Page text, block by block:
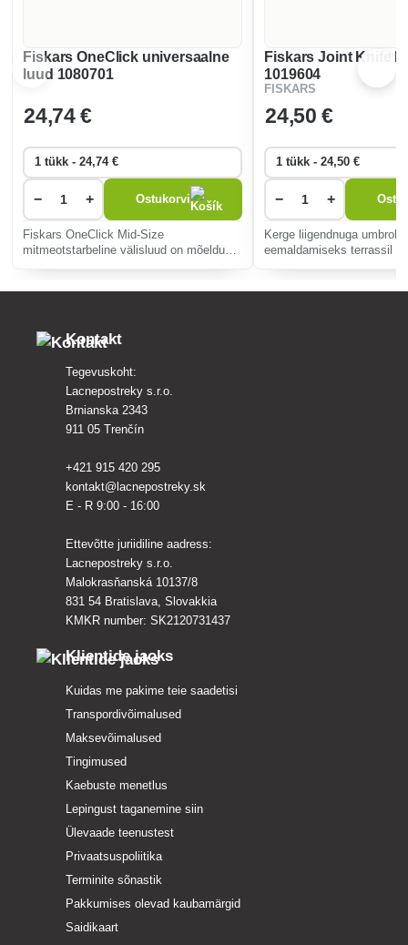
Fiskars OneClick universaalne
luud 1080701
24,74 €
− + Ostukorvi
Fiskars OneClick Mid-Size
mitmeotstarbeline välisluud on mõeldud
Fiskars Joint Knife
1019604
FISKARS
24,50 €
− +
Kerge liigendnuga umbrohu
eemaldamiseks terrassil
Kontakt
Tegevuskoht:
Lacnepostreky s.r.o.
Brnianska 2343
911 05 Trenčín
+421 915 420 295
kontakt@lacnepostreky.sk
E - R 9:00 - 16:00
Ettevõtte juriidiline aadress:
Lacnepostreky s.r.o.
Malokrasňanská 10137/8
831 54 Bratislava, Slovakkia
KMKR number: SK2120731437
Klientide jaoks
Kuidas me pakime teie saadetisi
Transpordivõimalused
Maksevõimalused
Tingimused
Kaebuste menetlus
Lepingust taganemine siin
Ülevaade teenustest
Privaatsuspoliitika
Terminite sõnastik
Pakkumises olevad kaubamärgid
Saidikaart